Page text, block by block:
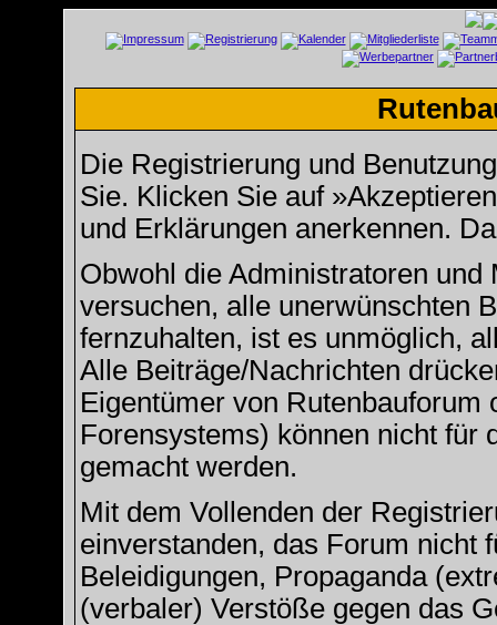
Die Registrierung und
Sie. Klicken Sie auf
und Erklärungen anerkennen.
Obwohl die Administratoren
versuchen, alle unerwünschten
fernzuhalten, ist es unmöglich,
Alle Beiträge/Nachrichten
Eigentümer von
Forensystems) können nicht für
gemacht werden.
Mit dem Vollenden der
einverstanden, das Forum nicht
Beleidigungen, Propaganda
(verbaler) Verstöße gegen das